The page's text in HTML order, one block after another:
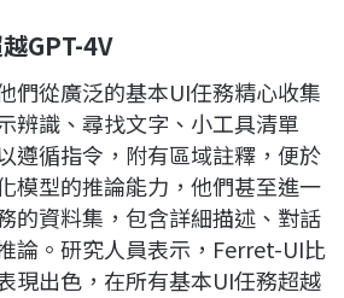
GPT-4V
們從廣泛的基本UI任務精心收集
辨識、尋找文字、小工具清單
遵循指令，附有區域註釋，便於
模型的推論能力，他們甚至進一
的資料集，包含詳細描述、對話
論。研究人員表示，Ferret-UI比
現出色，在所有基本UI任務超越